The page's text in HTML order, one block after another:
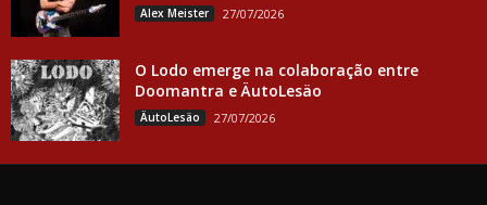
Alex Meister 27/07/2026
O Lodo emerge na colaboração entre
Doomantra e ÄutoLesäo
ÄutoLesäo 27/07/2026